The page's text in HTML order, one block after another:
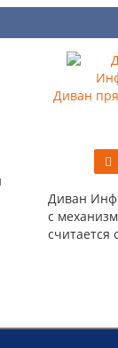
Диван
Диван
с
считается